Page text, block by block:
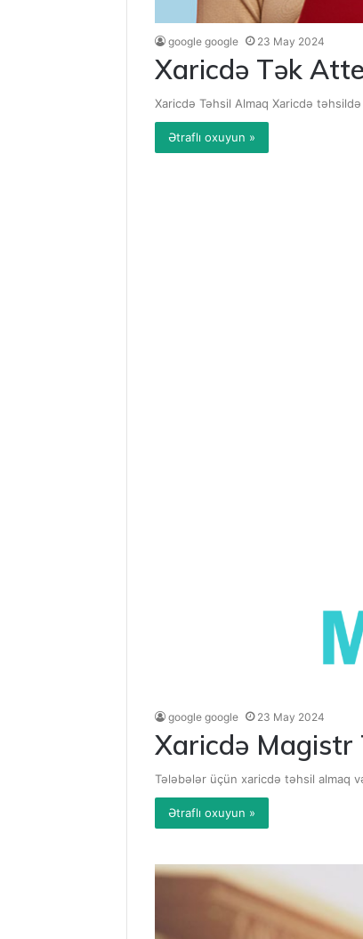
google google 23 May 2024
Xaricdə Tək
Xaricdə Təhsil Almaq Xaricdə
Ətraflı oxuyun »
google google 23 May 2024
Xaricdə Magistr
Tələbələr üçün xaricdə təhsil almaq
Ətraflı oxuyun »